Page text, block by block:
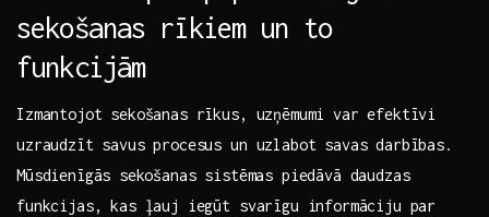
sekošanas rīkiem un to
funkcijām
Izmantojot sekošanas rīkus, uzņēmumi var efektīvi
uzraudzīt savus procesus un uzlabot savas darbības.⁢
Mūsdienīgās⁣ sekošanas sistēmas‍ piedāvā​ daudzas
funkcijas, ‍kas ļauj iegūt svarīgu informāciju par